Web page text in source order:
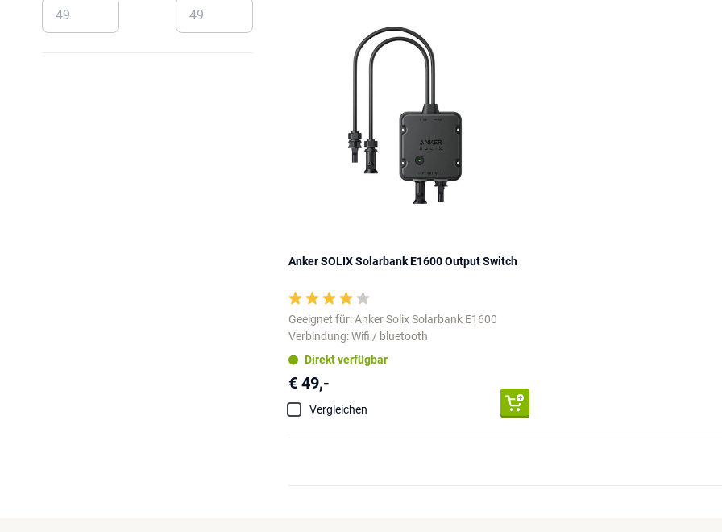
Anker SOLIX Solarbank E1600 Output Switch
Geeignet für: Anker Solix Solarbank E1600
Verbindung: Wifi / bluetooth
Direkt verfügbar
€ 49,-
Vergleichen